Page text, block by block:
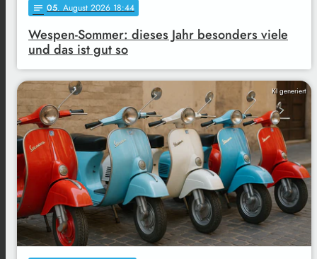
notes 05. August 2026 18:44
Wespen-Sommer: dieses Jahr besonders viele
und das ist gut so
KI generiert